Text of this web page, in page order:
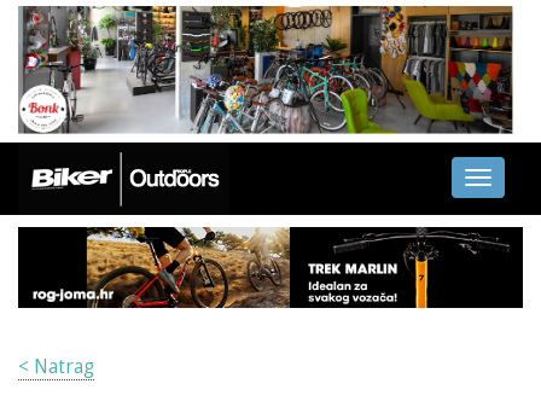
Toggle
< Natrag